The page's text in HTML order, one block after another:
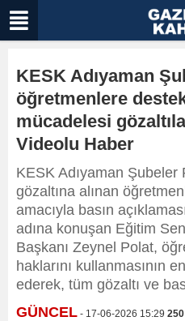
KESK Adıyaman
öğretmenlere
mücadelesi
Videolu Haber
KESK Adıyaman
gözaltına alınan
amacıyla basın
adına konuşan Eğitim
Başkanı Zeynel Polat,
haklarını kullanmasının
ederek, tüm gözaltı ve
GÜNCEL - 17-06-2026 15:29 250